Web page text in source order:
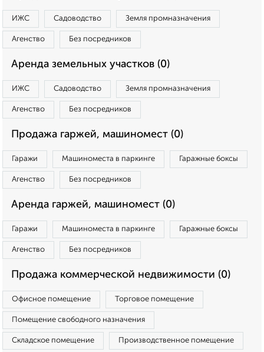
ИЖС Садоводство Земля промназначения
Агенство Без посредников
Аренда земельных участков (0)
ИЖС Садоводство Земля промназначения
Агенство Без посредников
Продажа гаржей, машиномест (0)
Гаражи Машиноместа в паркинге Гаражные боксы
Агенство Без посредников
Аренда гаржей, машиномест (0)
Гаражи Машиноместа в паркинге Гаражные боксы
Агенство Без посредников
Продажа коммерческой недвижимости (0)
Офисное помещение Торговое помещение
Помещение свободного назначения
Складское помещение Производственное помещение